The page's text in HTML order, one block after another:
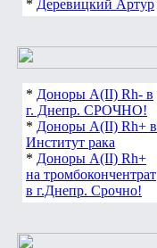
* Деревицкий Артур
* Доноры А(ІІ) Rh- в
г. Днепр. СРОЧНО!
* Доноры А(ІІ) Rh+ в
Институт рака
* Доноры А(ІІ) Rh+
на тромбокончентрат
в г.Днепр. Срочно!